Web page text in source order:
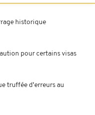
historique
pour certains visas
truffée d'erreurs au